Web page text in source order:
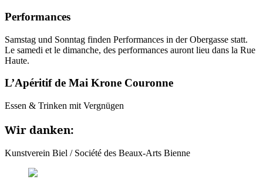
Performances
Samstag und Sonntag finden Performances in der Obergasse statt.
Le samedi et le dimanche, des performances auront lieu dans la Rue
Haute.
L’Apéritif de Mai Krone Couronne
Essen & Trinken mit Vergnügen
Wir danken:
Kunstverein Biel / Société des Beaux-Arts Bienne